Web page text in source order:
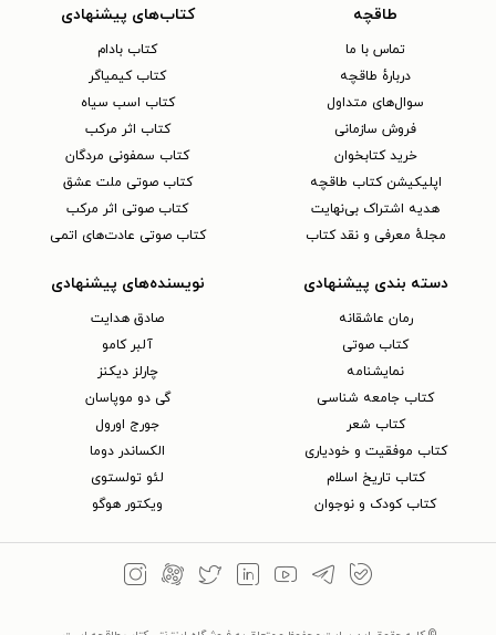
طاقچه
تماس با ما
دربارهٔ طاقچه
سوال‌های متداول
فروش سازمانی
خرید کتابخوان
اپلیکیشن کتاب طاقچه
هدیه اشتراک بی‌نهایت
مجلهٔ معرفی و نقد کتاب
کتاب‌های پیشنهادی
کتاب بادام
کتاب کیمیاگر
کتاب اسب سیاه
کتاب اثر مرکب
کتاب سمفونی مردگان
کتاب صوتی ملت عشق
کتاب صوتی اثر مرکب
کتاب صوتی عادت‌های اتمی
دسته بندی پیشنهادی
رمان عاشقانه
کتاب‌ صوتی
نمایشنامه
کتاب جامعه شناسی
کتاب شعر
کتاب موفقیت و خودیاری
کتاب تاریخ اسلام
کتاب کودک و نوجوان
نویسنده‌های پیشنهادی
صادق هدایت
آلبر کامو
چارلز دیکنز
گی دو موپاسان
جورج اورول
الکساندر دوما
لئو تولستوی
ویکتور هوگو